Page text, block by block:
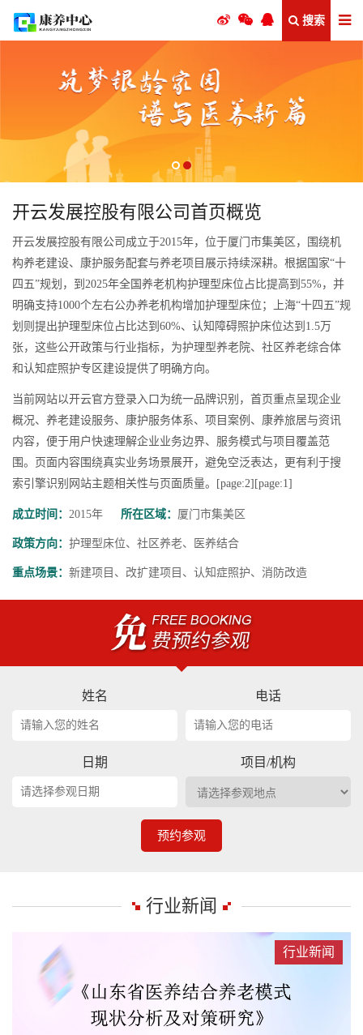
搜索
开云发展控股有限公司首页概览
开云发展控股有限公司成立于2015年，位于厦门市集美区，围绕机
构养老建设、康护服务配套与养老项目展示持续深耕。根据国家“十
四五”规划，到2025年全国养老机构护理型床位占比提高到55%，并
明确支持1000个左右公办养老机构增加护理型床位；上海“十四五”规
划则提出护理型床位占比达到60%、认知障碍照护床位达到1.5万
张，这些公开政策与行业指标，为护理型养老院、社区养老综合体
和认知症照护专区建设提供了明确方向。
当前网站以开云官方登录入口为统一品牌识别，首页重点呈现企业
概况、养老建设服务、康护服务体系、项目案例、康养旅居与资讯
内容，便于用户快速理解企业业务边界、服务模式与项目覆盖范
围。页面内容围绕真实业务场景展开，避免空泛表达，更有利于搜
索引擎识别网站主题相关性与页面质量。[page:2][page:1]
成立时间： 2015年 所在区域： 厦门市集美区
政策方向： 护理型床位、社区养老、医养结合
重点场景： 新建项目、改扩建项目、认知症照护、消防改造
姓名 电话
日期 项目/机构
预约参观
行业新闻
行业新闻